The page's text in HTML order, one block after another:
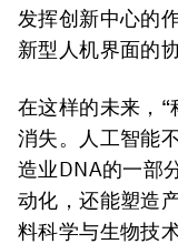
发挥创新中心的
新型人机界面的
在这样的未来，“
消失。人工智能
造业DNA的一部
动化，还能塑造
料科学与生物技